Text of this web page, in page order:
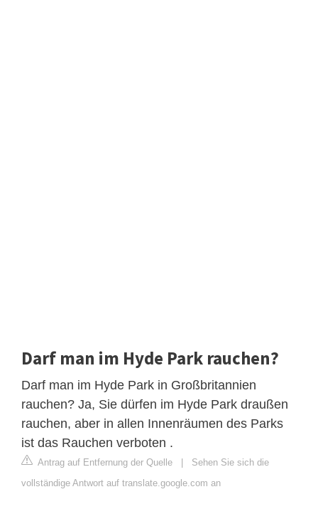
Darf man im Hyde Park rauchen?
Darf man im Hyde Park in Großbritannien
rauchen? Ja, Sie dürfen im Hyde Park draußen
rauchen, aber in allen Innenräumen des Parks
ist das Rauchen verboten .
Antrag auf Entfernung der Quelle | Sehen Sie sich die
vollständige Antwort auf translate.google.com an